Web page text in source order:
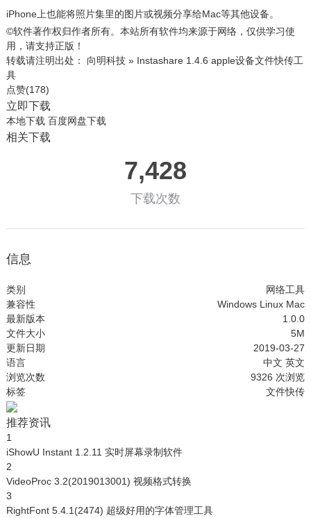
iPhone上也能将照片集里的图片或视频分享给Mac等其他设备。
©软件著作权归作者所有。本站所有软件均来源于网络，仅供学习使
用，请支持正版！
转载请注明出处： 向明科技» Instashare 1.4.6 apple设备文件快传工
具
点赞(178)
立即下载
本地下载 百度网盘下载
相关下载
7,428
下载次数
信息
类别
网络工具
兼容性
Windows Linux Mac
最新版本
1.0.0
文件大小
5M
更新日期
2019-03-27
语言
中文 英文
浏览次数
9326 次浏览
标签
文件快传
推荐资讯
1
iShowU Instant 1.2.11 实时屏幕录制软件
2
VideoProc 3.2(2019013001) 视频格式转换
3
RightFont 5.4.1(2474) 超级好用的字体管理工具